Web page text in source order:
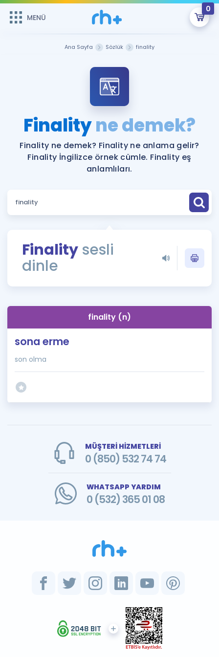
MENÜ
0
Şifremi Hatırlamıyorum
ÜYE DEĞİLİM
Sepetin Şu An Boş.
Remzi Hoca ile seni sınava hazırlayacak onlarca eğitim seni
bekliyor!
MENÜ
Katılımcı Görüşleri
Faydalı Araçlar
Sözlük
Rehberlik Aracı
ÖSYM Sınav Takvimi
İngilizce Gramer
Hakkımızda
Ana Sayfa Sözlük finality
Finalityne demek?
Finality ne demek? Finality ne anlama gelir?
Finality İngilizce örnek cümle. Finality eş
anlamlıları.
Finality sesli
dinle
finality (n)
sona erme
son olma
MÜŞTERİ HİZMETLERİ
0 (850) 532 74 74
WHATSAPP YARDIM
0 (532) 365 01 08